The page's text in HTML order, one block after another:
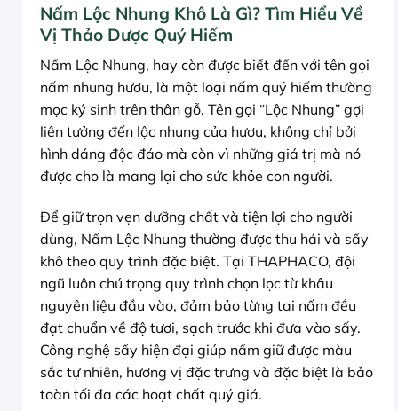
Nấm Lộc Nhung Khô Là Gì? Tìm Hiểu Về
Vị Thảo Dược Quý Hiếm
Nấm Lộc Nhung, hay còn được biết đến với tên gọi
nấm nhung hươu, là một loại nấm quý hiếm thường
mọc ký sinh trên thân gỗ. Tên gọi “Lộc Nhung” gợi
liên tưởng đến lộc nhung của hươu, không chỉ bởi
hình dáng độc đáo mà còn vì những giá trị mà nó
được cho là mang lại cho sức khỏe con người.
Để giữ trọn vẹn dưỡng chất và tiện lợi cho người
dùng, Nấm Lộc Nhung thường được thu hái và sấy
khô theo quy trình đặc biệt. Tại THAPHACO, đội
ngũ luôn chú trọng quy trình chọn lọc từ khâu
nguyên liệu đầu vào, đảm bảo từng tai nấm đều
đạt chuẩn về độ tươi, sạch trước khi đưa vào sấy.
Công nghệ sấy hiện đại giúp nấm giữ được màu
sắc tự nhiên, hương vị đặc trưng và đặc biệt là bảo
toàn tối đa các hoạt chất quý giá.